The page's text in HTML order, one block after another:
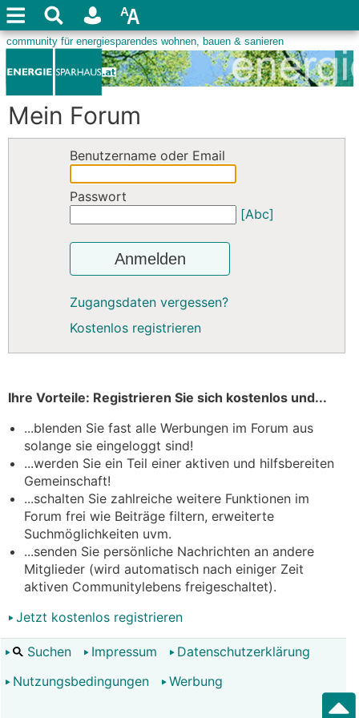
Mein Forum
Benutzername oder Email
Passwort
[Abc]
Anmelden
Zugangsdaten vergessen?
Kostenlos registrieren
Ihre Vorteile: Registrieren Sie sich kostenlos und...
...blenden Sie fast alle Werbungen im Forum aus
solange sie eingeloggt sind!
...werden Sie ein Teil einer aktiven und hilfsbereiten
Gemeinschaft!
...schalten Sie zahlreiche weitere Funktionen im
Forum frei wie Beiträge filtern, erweiterte
Suchmöglichkeiten uvm.
...senden Sie persönliche Nachrichten an andere
Mitglieder (wird automatisch nach einiger Zeit
aktiven Communitylebens freigeschaltet).
Jetzt kostenlos registrieren
Suchen Impressum
Datenschutzerklärung
Nutzungsbedingungen
Werbung